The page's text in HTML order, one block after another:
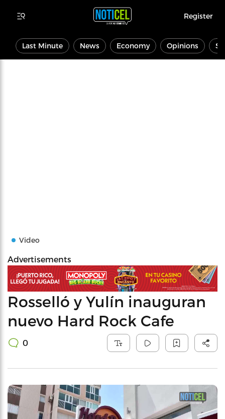
Register
Last Minute News Economy Opinions
Video
Advertisements
Rosselló y Yulín inauguran
nuevo Hard Rock Cafe
0